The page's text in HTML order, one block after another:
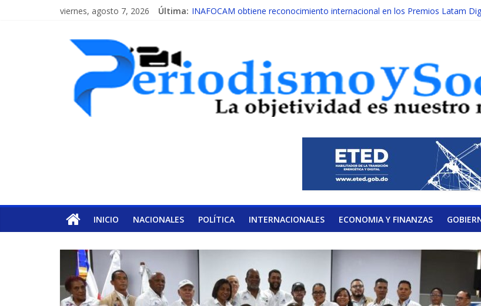
viernes, agosto 7, 2026 Última: INAFOCAM obtiene reconocimiento internacional en los Premios Latam
MESCyT presenta calendario de Consulta Nacional por la Educación
INICIO NACIONALES POLÍTICA INTERNACIONALES ECONOMIA Y FINANZAS